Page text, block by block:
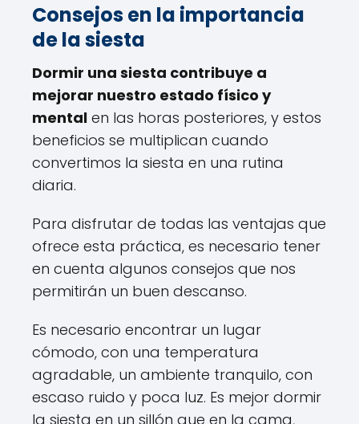
Consejos en la importancia
de la siesta
Dormir una siesta contribuye a
mejorar nuestro estado físico y
mental en las horas posteriores, y estos
beneficios se multiplican cuando
convertimos la siesta en una rutina
diaria.
Para disfrutar de todas las ventajas que
ofrece esta práctica, es necesario tener
en cuenta algunos consejos que nos
permitirán un buen descanso.
Es necesario encontrar un lugar
cómodo, con una temperatura
agradable, un ambiente tranquilo, con
escaso ruido y poca luz. Es mejor dormir
la siesta en un sillón que en la cama,